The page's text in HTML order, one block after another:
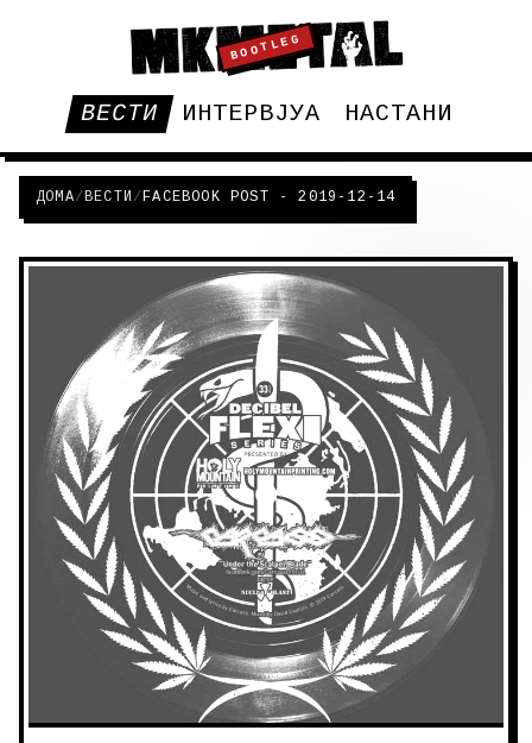
BOOTLEG
ВЕСТИ ИНТЕРВЈУА НАСТАНИ
ДОМА/ВЕСТИ /FACEBOOK POST - 2019-12-14